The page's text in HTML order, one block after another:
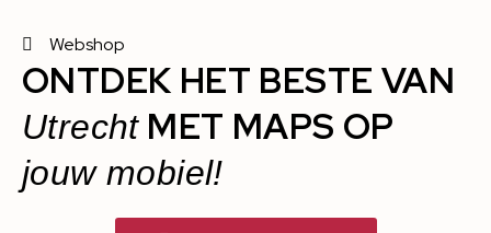
Webshop
ONTDEK HET BESTE VAN
UtrechtMET MAPS OP
jouw mobiel!